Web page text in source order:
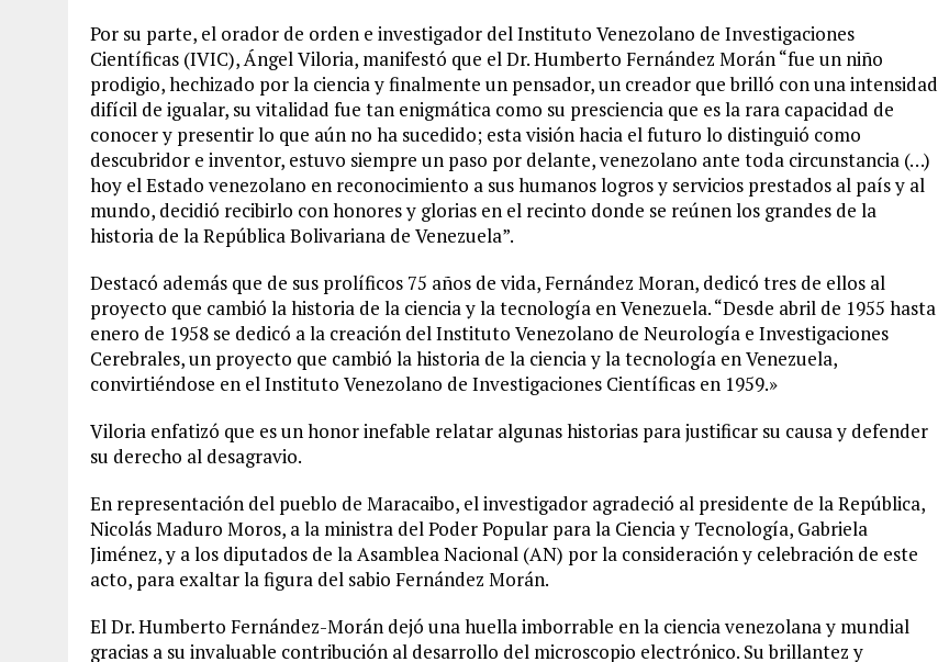
Por su parte, el orador de orden e investigador del Instituto Venezolano de Investigaciones
Científicas (IVIC), Ángel Viloria, manifestó que el Dr. Humberto Fernández Morán “fue un niño
prodigio, hechizado por la ciencia y finalmente un pensador, un creador que brilló con una intensidad
difícil de igualar, su vitalidad fue tan enigmática como su presciencia que es la rara capacidad de
conocer y presentir lo que aún no ha sucedido; esta visión hacia el futuro lo distinguió como
descubridor e inventor, estuvo siempre un paso por delante, venezolano ante toda circunstancia (…)
hoy el Estado venezolano en reconocimiento a sus humanos logros y servicios prestados al país y al
mundo, decidió recibirlo con honores y glorias en el recinto donde se reúnen los grandes de la
historia de la República Bolivariana de Venezuela”.
Destacó además que de sus prolíficos 75 años de vida, Fernández Moran, dedicó tres de ellos al
proyecto que cambió la historia de la ciencia y la tecnología en Venezuela. “Desde abril de 1955 hasta
enero de 1958 se dedicó a la creación del Instituto Venezolano de Neurología e Investigaciones
Cerebrales, un proyecto que cambió la historia de la ciencia y la tecnología en Venezuela,
convirtiéndose en el Instituto Venezolano de Investigaciones Científicas en 1959.»
Viloria enfatizó que es un honor inefable relatar algunas historias para justificar su causa y defender
su derecho al desagravio.
En representación del pueblo de Maracaibo, el investigador agradeció al presidente de la República,
Nicolás Maduro Moros, a la ministra del Poder Popular para la Ciencia y Tecnología, Gabriela
Jiménez, y a los diputados de la Asamblea Nacional (AN) por la consideración y celebración de este
acto, para exaltar la figura del sabio Fernández Morán.
El Dr. Humberto Fernández-Morán dejó una huella imborrable en la ciencia venezolana y mundial
gracias a su invaluable contribución al desarrollo del microscopio electrónico. Su brillantez y